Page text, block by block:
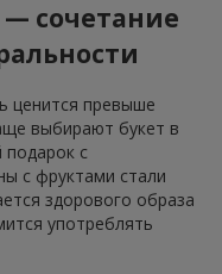
сочетание
ценится превыше
выбирают букет в
подарок с
с фруктами стали
здорового образа
употреблять